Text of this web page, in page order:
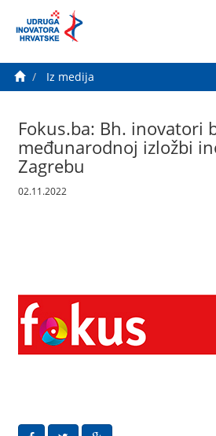
Iz medija
Fokus.ba: Bh. inovatori
međunarodnoj izložbi
Zagrebu
02.11.2022